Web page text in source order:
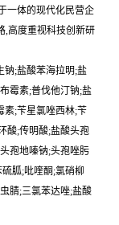
一体的现代化民营企
,高度重视科技创新研
钠;盐酸苯海拉明;盐
霉素;普伐他汀钠;盐
素;苄星氯唑西林;苄
酸;传明酸;盐酸头孢
孢地嗪钠;头孢唑肟
胍;吡喹酮;氯硝柳
腈;三氯苯达唑;盐酸